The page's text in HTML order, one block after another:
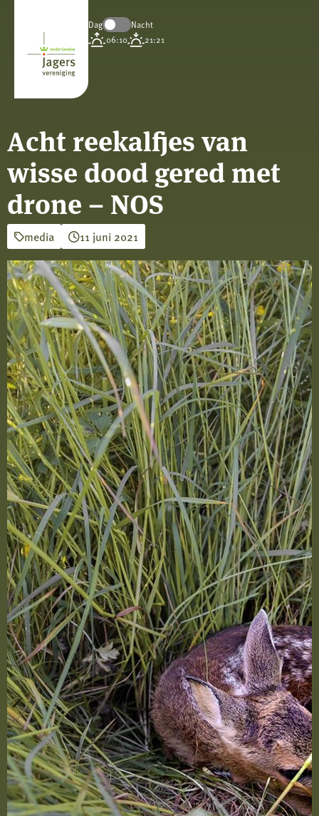
Koninklijke
Nederlandse
Jagersvereniging
Dag
Nacht
06:10
21:21
Acht reekalfjes van
wisse dood gered met
drone – NOS
media 11 juni 2021